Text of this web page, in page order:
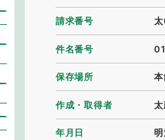
請求番号
件名番号
保存場所
作成・取得者 太
年月日